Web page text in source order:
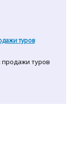
туров
продажи туров